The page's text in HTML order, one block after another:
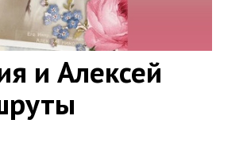
и Алексей